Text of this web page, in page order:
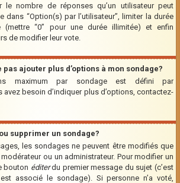
le nombre de réponses qu’un utilisateur peut
“Option(s) par l’utilisateur”, limiter la durée
“0” pour une durée illimitée) et enfin
de modifier leur vote.
ajouter plus d’options à mon sondage?
maximum par sondage est défini par
avez besoin d’indiquer plus d’options, contactez-
supprimer un sondage?
les sondages ne peuvent être modifiés que
ou un administrateur. Pour modifier un
bouton éditerdu premier message du sujet (c’est
associé le sondage). Si personne n’a voté,